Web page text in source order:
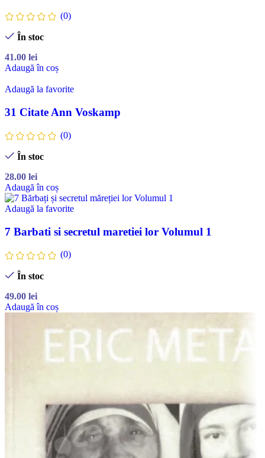
(0)
În stoc
41.00 lei
Adaugă în coș
Adaugă la favorite
31 Citate Ann Voskamp
(0)
În stoc
28.00 lei
Adaugă în coș
Adaugă la favorite
7 Barbati si secretul maretiei lor Volumul 1
(0)
În stoc
49.00 lei
Adaugă în coș